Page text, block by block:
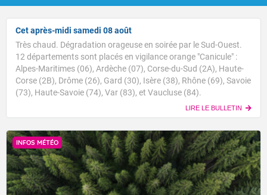
Cet après-midi samedi 08 août
Très chaud. Dégradation orageuse en soirée par le Sud-Ouest.
12 départements sont placés en vigilance orange "Canicule" :
Alpes-Maritimes (06), Ardèche (07), Corse-du-Sud (2A), Haute-
Corse (2B), Drôme (26), Gard (30), Isère (38), Rhône (69), Savoie
(73), Haute-Savoie (74), Var (83), et Vaucluse (84).
LIRE LE BULLETIN
INFOS MÉTÉO